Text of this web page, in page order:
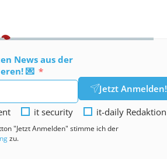
News aus der
💌
Jetzt Anmelden!
it security it-daily Redaktion
"Jetzt Anmelden" stimme ich der
zu.